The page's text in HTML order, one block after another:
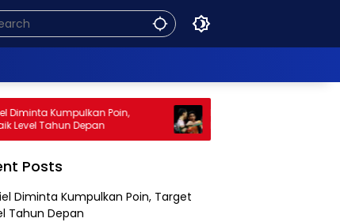
Kumpulkan Poin,
Tahun Depan
Mimpi Final Sesama
Kejuaraan Dunia 2026 Masih
Jonatan dan Alwi Berada di
Posts
Diminta Kumpulkan Poin, Target
Tahun Depan